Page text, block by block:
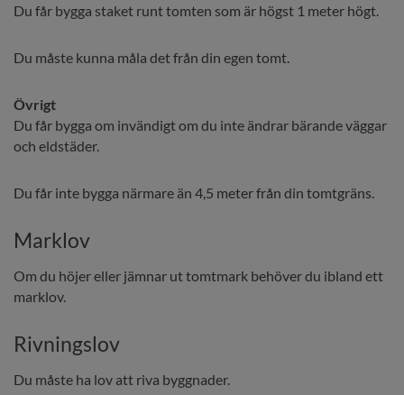
Du får bygga staket runt tomten som är högst 1 meter högt.
Du måste kunna måla det från din egen tomt.
Övrigt
Du får bygga om invändigt om du inte ändrar bärande väggar
och eldstäder.
Du får inte bygga närmare än 4,5 meter från din tomtgräns.
Marklov
Om du höjer eller jämnar ut tomtmark behöver du ibland ett
marklov.
Rivningslov
Du måste ha lov att riva byggnader.